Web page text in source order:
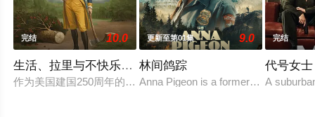
完结 10.0
生活、拉里与不快乐的追求：一部美国史
作为美国建国250周年的献礼，该剧以拉里·大卫标志性的冷幽
更新至第01集 9.0
林间鸽踪
Anna Pigeon is a former city slicker
完结
代号女士
A